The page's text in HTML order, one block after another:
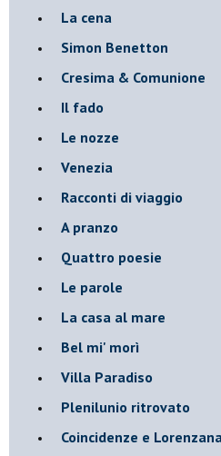
La cena
Simon Benetton
Cresima & Comunione
Il fado
Le nozze
Venezia
Racconti di viaggio
A pranzo
Quattro poesie
Le parole
La casa al mare
Bel mi' morì
Villa Paradiso
Plenilunio ritrovato
Coincidenze e Lorenzana